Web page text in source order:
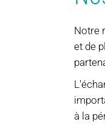
Notre
et de
à la